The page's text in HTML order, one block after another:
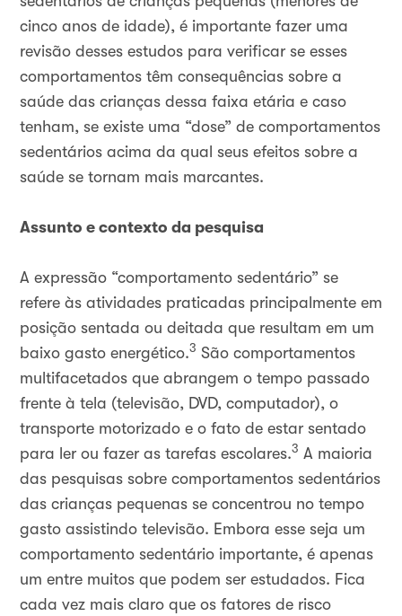
cinco anos de idade), é importante fazer uma
revisão desses estudos para verificar se esses
comportamentos têm consequências sobre a
saúde das crianças dessa faixa etária e caso
tenham, se existe uma “dose” de comportamentos
sedentários acima da qual seus efeitos sobre a
saúde se tornam mais marcantes.
Assunto e contexto da pesquisa
A expressão “comportamento sedentário” se
refere às atividades praticadas principalmente em
posição sentada ou deitada que resultam em um
baixo gasto energético.3 São comportamentos
multifacetados que abrangem o tempo passado
frente à tela (televisão, DVD, computador), o
transporte motorizado e o fato de estar sentado
para ler ou fazer as tarefas escolares.3 A maioria
das pesquisas sobre comportamentos sedentários
das crianças pequenas se concentrou no tempo
gasto assistindo televisão. Embora esse seja um
comportamento sedentário importante, é apenas
um entre muitos que podem ser estudados. Fica
cada vez mais claro que os fatores de risco